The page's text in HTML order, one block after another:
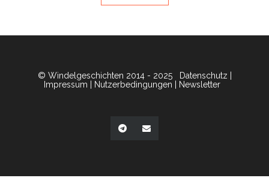
© Windelgeschichten 2014 - 2025 Datenschutz
Impressum
Nutzerbedingungen Newsletter